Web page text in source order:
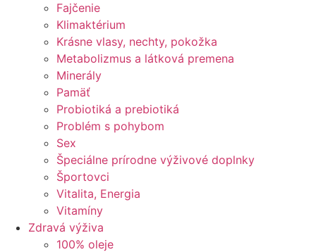
Fajčenie
Klimaktérium
Krásne vlasy, nechty, pokožka
Metabolizmus a látková premena
Minerály
Pamäť
Probiotiká a prebiotiká
Problém s pohybom
Sex
Špeciálne prírodne výživové doplnky
Športovci
Vitalita, Energia
Vitamíny
Zdravá výživa
100% oleje